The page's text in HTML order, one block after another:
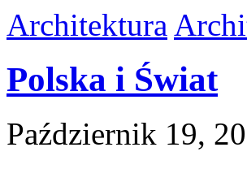
Architektura
Polska i Świat
Październik 19,